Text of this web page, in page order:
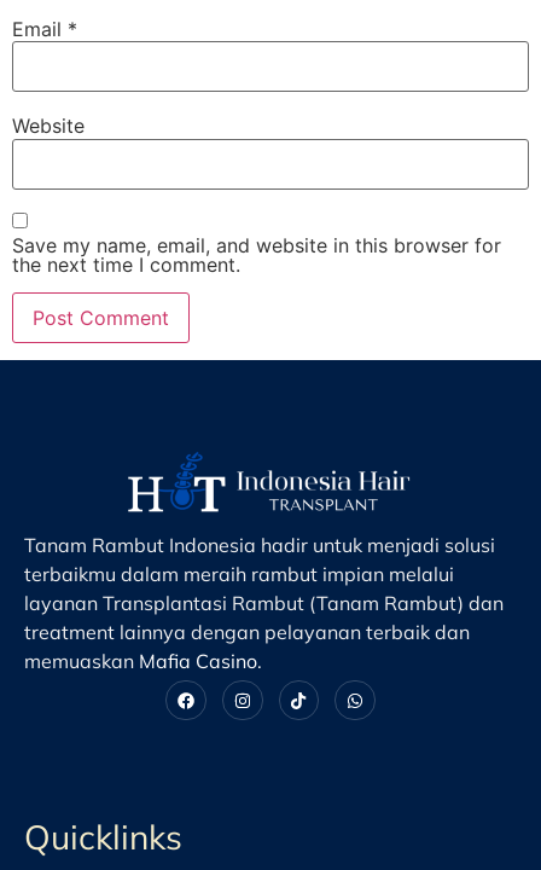
Email *
Website
Save my name, email, and website in this browser for
the next time I comment.
Tanam Rambut Indonesia hadir untuk menjadi solusi
terbaikmu dalam meraih rambut impian melalui
layanan Transplantasi Rambut (Tanam Rambut) dan
treatment lainnya dengan pelayanan terbaik dan
memuaskan Mafia Casino.
Quicklinks